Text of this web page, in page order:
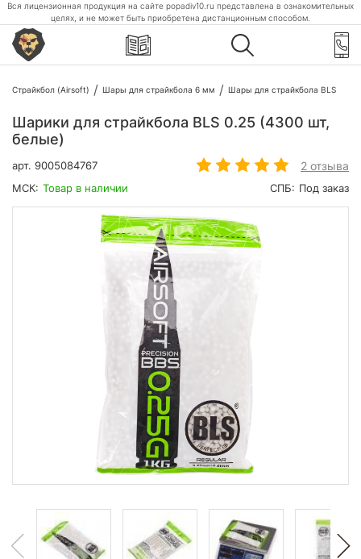
Вся лицензионная продукция на сайте popadiv10.ru представлена в ознакомительных
целях, и не может быть приобретена дистанционным способом.
Страйкбол (Airsoft) Шары для страйкбола 6 мм Шары для страйкбола BLS
Шарики для страйкбола BLS 0.25 (4300 шт,
белые)
арт. 9005084767 2 отзыва
МСК: Товар в наличии СПБ: Под заказ